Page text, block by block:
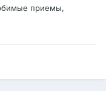
приемы,